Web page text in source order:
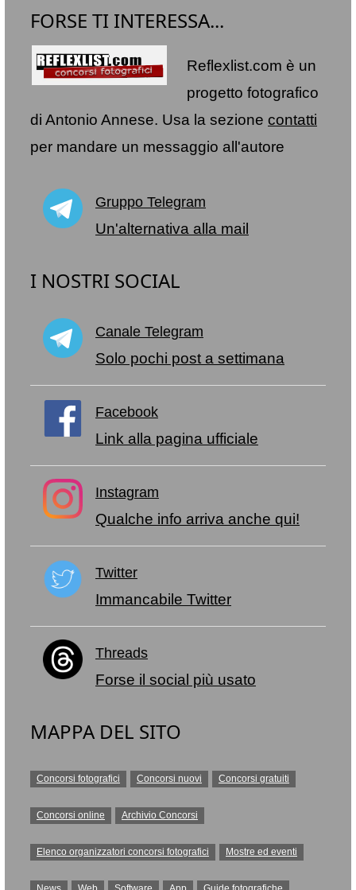
FORSE TI INTERESSA...
Reflexlist.com è un
progetto fotografico
di Antonio Annese. Usa la sezione contatti
per mandare un messaggio all'autore
Gruppo Telegram
Un'alternativa alla mail
I NOSTRI SOCIAL
Canale Telegram
Solo pochi post a settimana
Facebook
Link alla pagina ufficiale
Instagram
Qualche info arriva anche qui!
Twitter
Immancabile Twitter
Threads
Forse il social più usato
MAPPA DEL SITO
Concorsi fotografici Concorsi nuovi Concorsi gratuiti
Concorsi online Archivio Concorsi
Elenco organizzatori concorsi fotografici Mostre ed eventi